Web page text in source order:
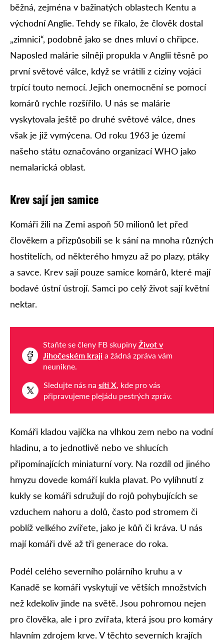
běžná, zejména v bažinatých oblastech Kentu a
východní Anglie. Tehdy se říkalo, že člověk dostal
„zimnici“, podobně jako se dnes mluví o chřipce.
Naposled malárie silněji propukla v Anglii těsně po
první světové válce, když se vrátili z ciziny vojáci
trpící touto nemocí. Jejich onemocnění se pomocí
komárů rychle rozšířilo. U nás se malárie
vyskytovala ještě po druhé světové válce, dnes
však je již vymýcena. Od roku 1963 je území
našeho státu označováno organizací WHO jako
nemalarická oblast.
Krev sají jen samice
Komáři žili na Zemi aspoň 50 milionů let před
člověkem a přizpůsobili se k sání na mnoha různých
hostitelích, od některého hmyzu až po plazy, ptáky
a savce. Krev sají pouze samice komárů, které mají
bodavé ústní ústrojí. Samci po celý život sají květní
nektar.
Staňte se členy FB skupiny Život v
Jihočeském kraji a žádná zpráva vám
neunikne.
Sledujte nás na síti X, kde pro vás
připravujeme plejádu pestrých zpráv.
Komáři kladou vajíčka na vlhkou zem nebo na vodní
hladinu, a to jednotlivě nebo ve shlucích
připomínajících miniaturní vory. Na rozdíl od jiného
hmyzu dovede komáří kukla plavat. Po vylíhnutí z
kukly se komáři sdružují do rojů pohybujících se
vzduchem nahoru a dolů, často pod stromem či
poblíž velkého zvířete, jako je kůň či kráva. U nás
mají komáři dvě až tři generace do roka.
Podél celého severního polárního kruhu a v
Kanadě se komáři vyskytují ve větších množstvích
než kdekoliv jinde na světě. Jsou pohromou nejen
pro člověka, ale i pro zvířata, která jsou pro komáry
hlavním zdrojem krve. V těchto severních krajích